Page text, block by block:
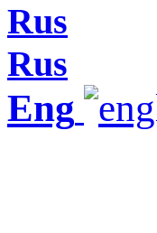
Rus
Rus
Eng